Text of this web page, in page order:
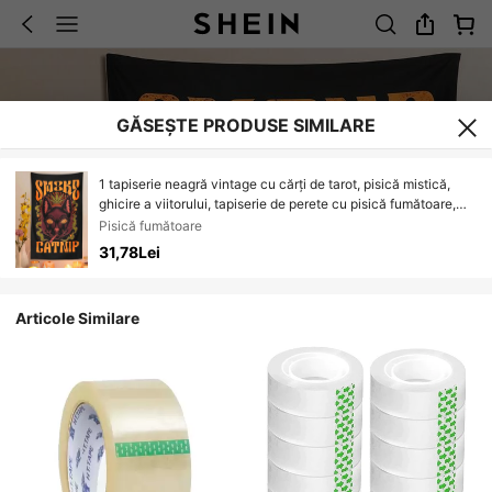
GĂSEȘTE PRODUSE SIMILARE
1 tapiserie neagră vintage cu cărți de tarot, pisică mistică,
ghicire a viitorului, tapiserie de perete cu pisică fumătoare,
potrivită pentru decorul casei, decorul dormitorului | Tapiserie
modernă | Material poliester
Pisică fumătoare
31,78Lei
Articole Similare